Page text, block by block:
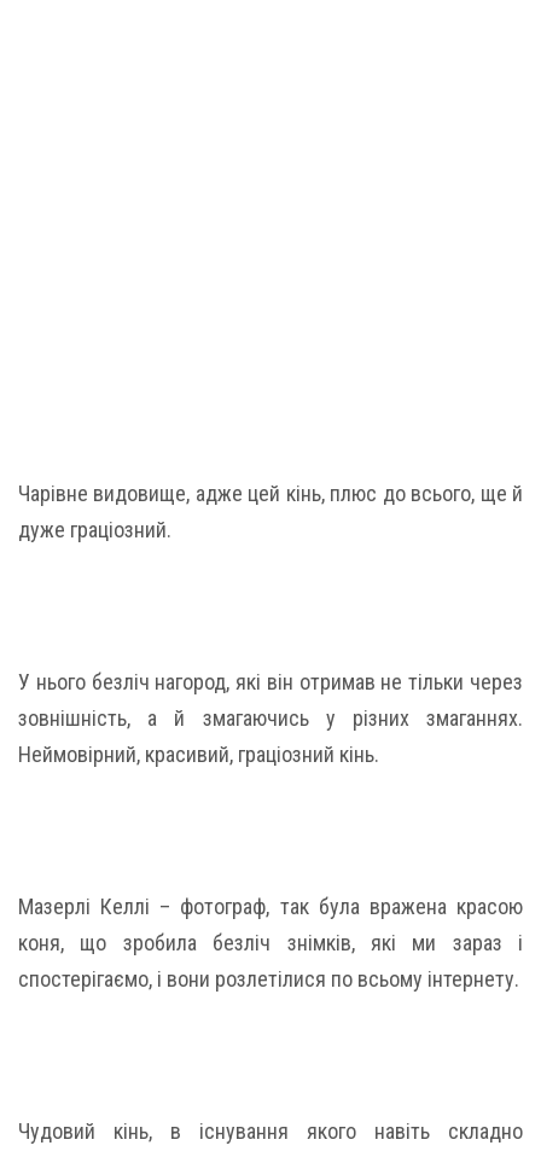
Чарівне видовище, адже цей кінь, плюс до всього, ще й
дуже граціозний.
У нього безліч нагород, які він отримав не тільки через
зовнішність, а й змагаючись у різних змаганнях.
Неймовірний, красивий, граціозний кінь.
Мазерлі Келлі – фотограф, так була вражена красою
коня, що зробила безліч знімків, які ми зараз і
спостерігаємо, і вони розлетілися по всьому інтернету.
Чудовий кінь, в існування якого навіть складно